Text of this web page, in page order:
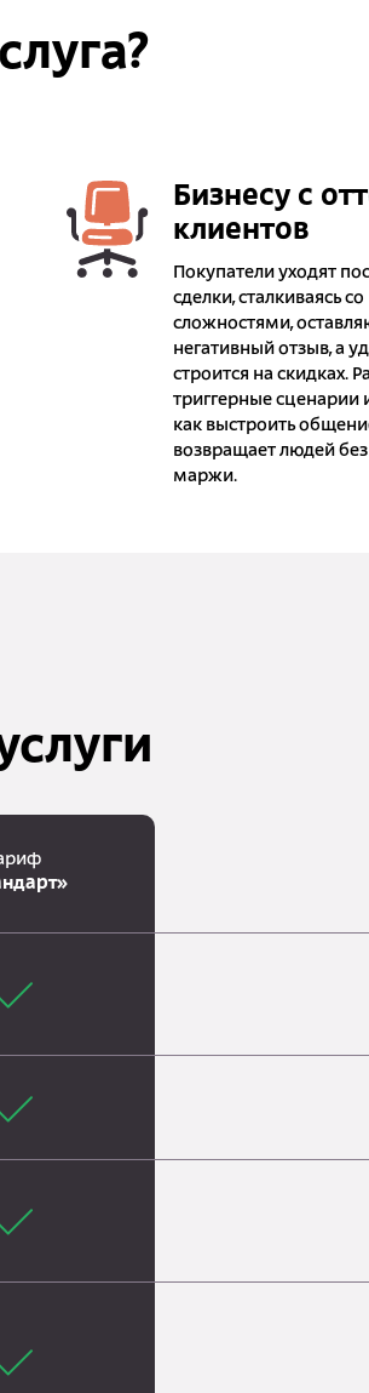
Бизнесу с
клиентов
Покупатели уходят
сделки, сталкиваясь со
сложностями,
негативный отзыв, а
строится на скидках.
триггерные сценарии
как выстроить
возвращает людей
маржи.